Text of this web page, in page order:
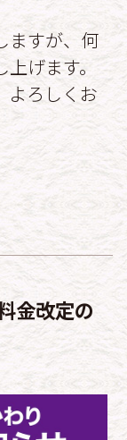
ますが、何
げます。
よろしくお
金改定の